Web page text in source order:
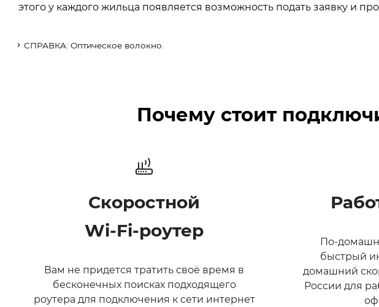
этого у каждого жильца появляется возможность подать заявку и
СПРАВКА: Оптическое волокно.
Почему стоит
Скоростной
Wi‑Fi‑роутер
Вам не придется тратить своё время в
бесконечных поисках подходящего
роутера для подключения к сети интернет
По-
быстрый
домашний
России для